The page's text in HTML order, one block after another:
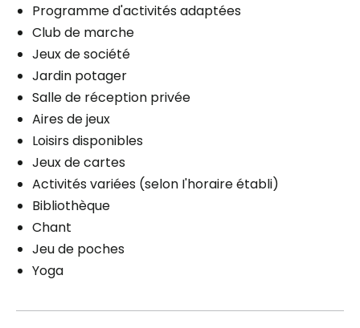
Programme d'activités adaptées
Club de marche
Jeux de société
Jardin potager
Salle de réception privée
Aires de jeux
Loisirs disponibles
Jeux de cartes
Activités variées (selon I'horaire établi)
Bibliothèque
Chant
Jeu de poches
Yoga